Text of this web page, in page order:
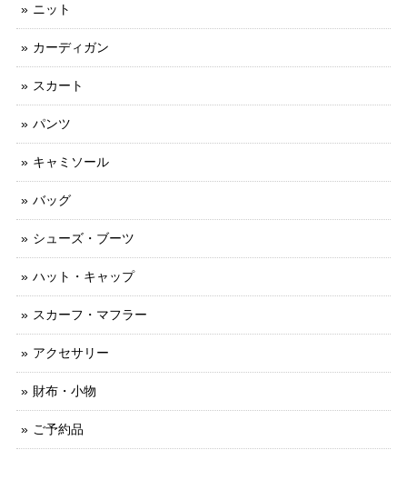
ニット
カーディガン
スカート
パンツ
キャミソール
バッグ
シューズ・ブーツ
ハット・キャップ
スカーフ・マフラー
アクセサリー
財布・小物
ご予約品